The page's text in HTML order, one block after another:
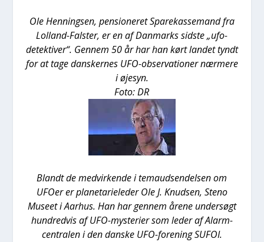
Ole Hen­nings­en, pen­sio­ne­ret Spa­re­kas­se­mand fra
Lol­land-Fal­ster, er en af Dan­marks sid­ste „ufo-
detek­ti­ver“. Gen­nem 50 år har han kørt lan­det tyndt
for at tage dan­sker­nes UFO-obser­va­tio­ner nær­me­re
i øje­syn.
Foto: DR
Blandt de med­vir­ken­de i temaud­sen­del­sen om
UFO­er er pla­ne­ta­ri­e­le­der Ole J. Knud­sen, Steno
Muse­et i Aar­hus. Han har gen­nem åre­ne under­søgt
hund­red­vis af UFO-myste­ri­er som leder af Alarm­
cen­tra­len i den dan­ske UFO-for­e­ning SUFOI.